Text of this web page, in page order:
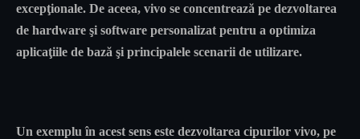
excepţionale. De aceea, vivo se concentrează pe dezvoltarea
de hardware şi software personalizat pentru a optimiza
aplicaţiile de bază şi principalele scenarii de utilizare.
Un exemplu în acest sens este dezvoltarea cipurilor vivo, pe